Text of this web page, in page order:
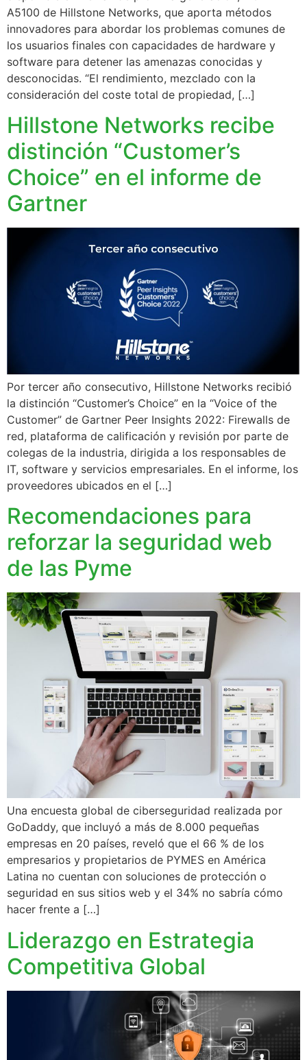
A5100 de Hillstone Networks, que aporta métodos
innovadores para abordar los problemas comunes de
los usuarios finales con capacidades de hardware y
software para detener las amenazas conocidas y
desconocidas. “El rendimiento, mezclado con la
consideración del coste total de propiedad, […]
Hillstone Networks recibe
distinción “Customer’s
Choice” en el informe de
Gartner
Por tercer año consecutivo, Hillstone Networks recibió
la distinción “Customer’s Choice” en la “Voice of the
Customer” de Gartner Peer Insights 2022: Firewalls de
red, plataforma de calificación y revisión por parte de
colegas de la industria, dirigida a los responsables de
IT, software y servicios empresariales. En el informe, los
proveedores ubicados en el […]
Recomendaciones para
reforzar la seguridad web
de las Pyme
Una encuesta global de ciberseguridad realizada por
GoDaddy, que incluyó a más de 8.000 pequeñas
empresas en 20 países, reveló que el 66 % de los
empresarios y propietarios de PYMES en América
Latina no cuentan con soluciones de protección o
seguridad en sus sitios web y el 34% no sabría cómo
hacer frente a […]
Liderazgo en Estrategia
Competitiva Global